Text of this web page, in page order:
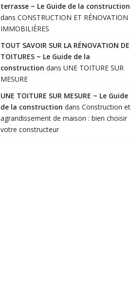
terrasse ~ Le Guide de la construction
dans CONSTRUCTION ET RÉNOVATION
IMMOBILIÈRES
TOUT SAVOIR SUR LA RÉNOVATION DE
TOITURES ~ Le Guide de la
construction dans UNE TOITURE SUR
MESURE
UNE TOITURE SUR MESURE ~ Le Guide
de la construction dans Construction et
agrandissement de maison : bien choisir
votre constructeur